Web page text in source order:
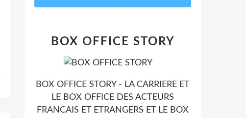
BOX OFFICE STORY
BOX OFFICE STORY - LA CARRIERE ET
LE BOX OFFICE DES ACTEURS
FRANCAIS ET ETRANGERS ET LE BOX